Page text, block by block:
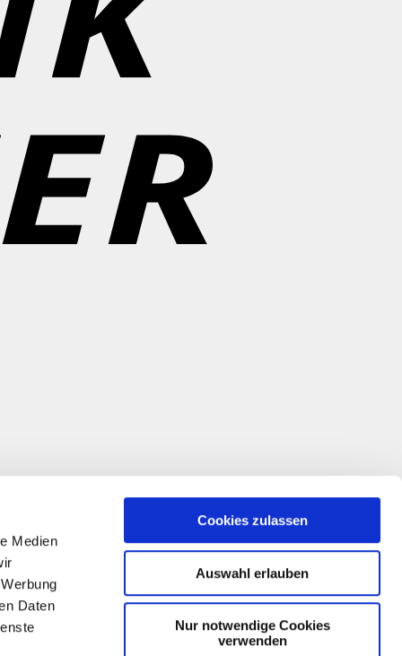
Medien
Daten
Cookies zulassen
Auswahl erlauben
Nur notwendige Cookies
verwenden